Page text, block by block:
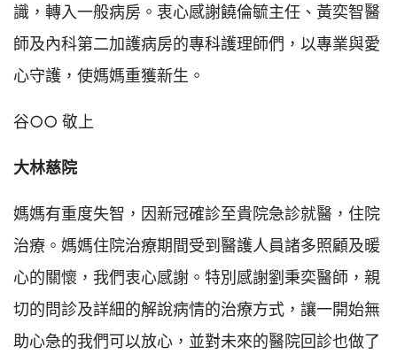
識，轉入一般病房。衷心感謝饒倫毓主任、黃奕智醫
師及內科第二加護病房的專科護理師們，以專業與愛
心守護，使媽媽重獲新生。
谷○○ 敬上
大林慈院
媽媽有重度失智，因新冠確診至貴院急診就醫，住院
治療。媽媽住院治療期間受到醫護人員諸多照顧及暖
心的關懷，我們衷心感謝。特別感謝劉秉奕醫師，親
切的問診及詳細的解說病情的治療方式，讓一開始無
助心急的我們可以放心，並對未來的醫院回診也做了